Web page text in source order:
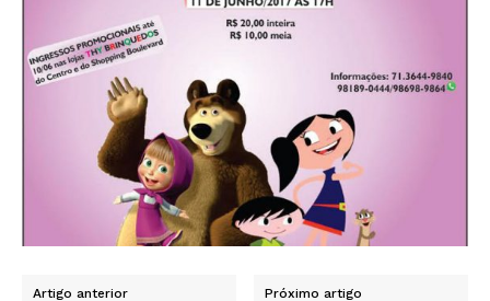
Artigo anterior Próximo artigo